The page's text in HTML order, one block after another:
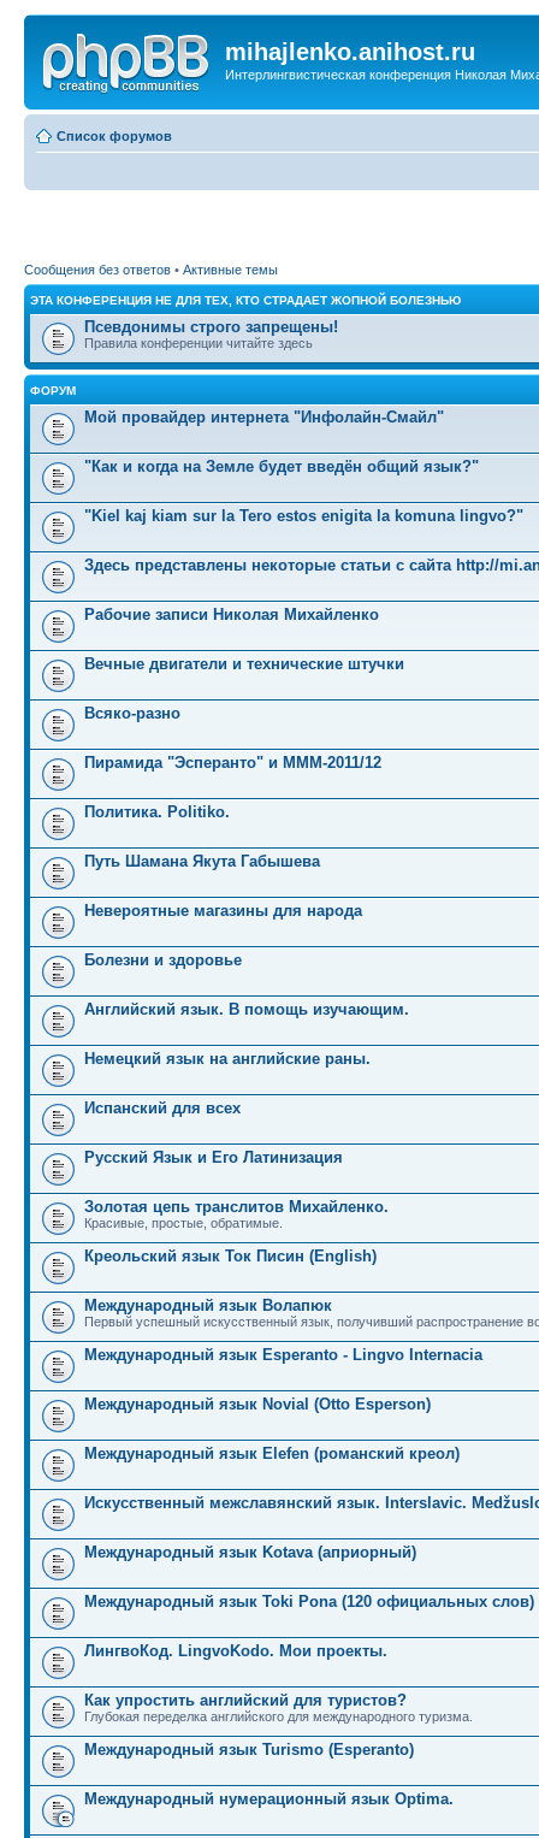
mihajlenko.anihost.ru
Интерлингвистическая конференция Николая
Список форумов
Сообщения без ответов • Активные темы
ЭТА КОНФЕРЕНЦИЯ НЕ ДЛЯ ТЕХ, КТО СТРАДАЕТ ЖОПНОЙ БОЛЕЗНЬЮ
Псевдонимы строго запрещены!
Правила конференции читайте здесь
ФОРУМ
Мой провайдер интернета "Инфолайн-Смайл"
"Как и когда на Земле будет введён общий язык?"
"Kiel kaj kiam sur la Tero estos enigita la komuna lingvo?"
Здесь представлены некоторые статьи с сайта http://
Рабочие записи Николая Михайленко
Вечные двигатели и технические штучки
Всяко-разно
Пирамида "Эсперанто" и MMM-2011/12
Политика. Politiko.
Путь Шамана Якута Габышева
Невероятные магазины для народа
Болезни и здоровье
Английский язык. В помощь изучающим.
Немецкий язык на английские раны.
Испанский для всех
Русский Язык и Его Латинизация
Золотая цепь транслитов Михайленко.
Красивые, простые, обратимые.
Креольский язык Ток Писин (English)
Международный язык Волапюк
Первый успешный искусственный язык, получивший распространение
Международный язык Esperanto - Lingvo Internacia
Международный язык Novial (Otto Esperson)
Международный язык Elefen (романский креол)
Искусственный межславянский язык. Interslavic.
Международный язык Kotava (априорный)
Международный язык Toki Pona (120 официальных слов)
ЛингвоКод. LingvoKodo. Мои проекты.
Как упростить английский для туристов?
Глубокая переделка английского для международного туризма.
Международный язык Turismo (Esperanto)
Международный нумерационный язык Optima.